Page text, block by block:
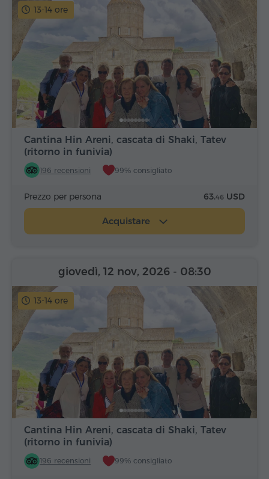
13-14 ore
Cantina Hin Areni, cascata di Shaki, Tatev
(ritorno in funivia)
196 recensioni 99% consigliato
Prezzo per persona 63.46 USD
Acquistare
13-14 ore
Cantina Hin Areni, cascata di Shaki, Tatev
(ritorno in funivia)
196 recensioni 99% consigliato
giovedì, 12 nov, 2026 - 08:30